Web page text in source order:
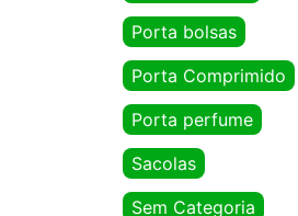
Porta bolsas
Porta Comprimido
Porta perfume
Sacolas
Sem Categoria